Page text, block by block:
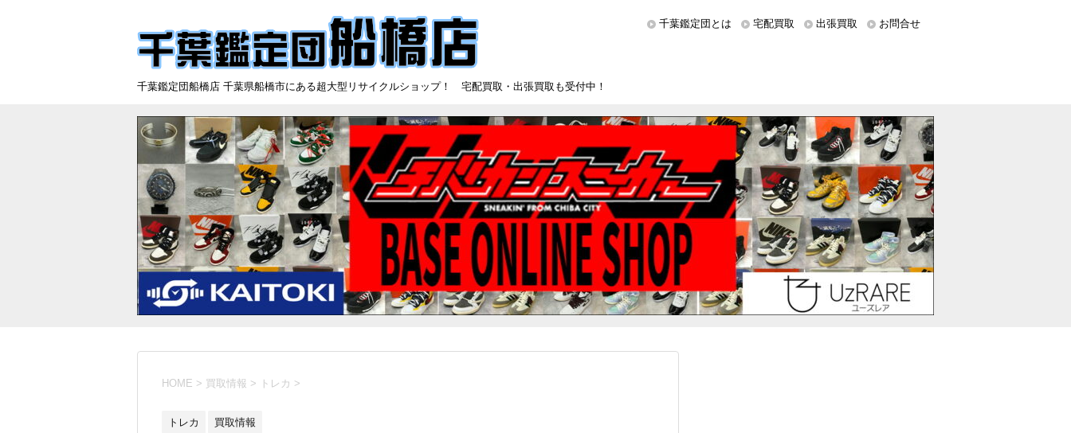
千葉鑑定団船橋店 千葉県船橋市にある超大型リサイクルショップ！ 宅配買取・出張買取も受付中！
千葉鑑定団とは 宅配買取 出張買取 お問合せ
HOME > 買取情報 > トレカ >
トレカ 買取情報